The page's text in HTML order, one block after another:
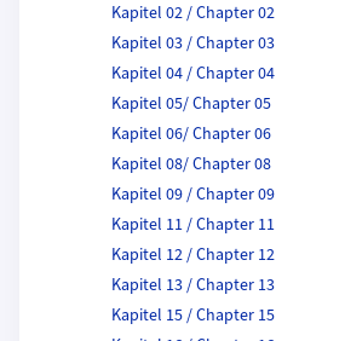
Kapitel 02 / Chapter 02
Kapitel 03 / Chapter 03
Kapitel 04 / Chapter 04
Kapitel 05/ Chapter 05
Kapitel 06/ Chapter 06
Kapitel 08/ Chapter 08
Kapitel 09 / Chapter 09
Kapitel 11 / Chapter 11
Kapitel 12 / Chapter 12
Kapitel 13 / Chapter 13
Kapitel 15 / Chapter 15